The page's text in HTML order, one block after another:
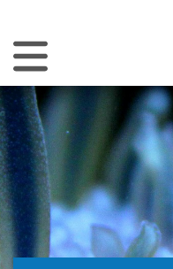
Navigation umschalten